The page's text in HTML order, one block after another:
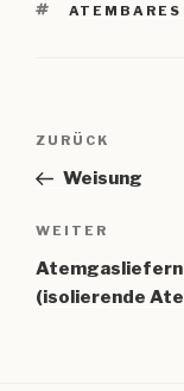
ATEMBARES
Vorheriger
Beitrag
ZURÜCK
Weisung
Nächster
Beitrag
WEITER
(isolierende